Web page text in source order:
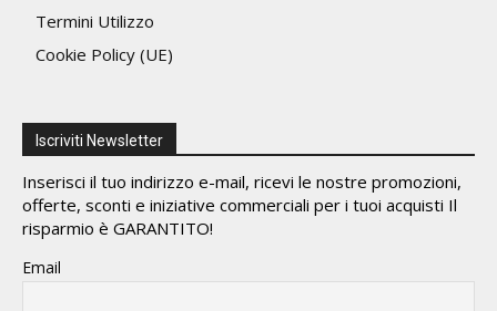
Termini Utilizzo
Cookie Policy (UE)
Iscriviti Newsletter
Inserisci il tuo indirizzo e-mail, ricevi le nostre promozioni,
offerte, sconti e iniziative commerciali per i tuoi acquisti Il
risparmio è GARANTITO!
Email